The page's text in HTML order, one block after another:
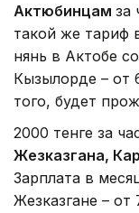
Актюбинцам за
такой же тариф
нянь в Актобе
Кызылорде – от
того, будет
2000 тенге за
Жезказгана,
Зарплата в
Жезказгане –